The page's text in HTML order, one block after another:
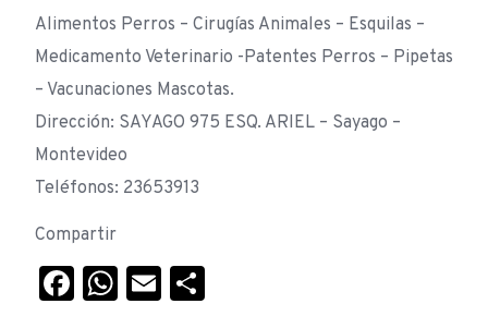
Alimentos Perros – Cirugías Animales – Esquilas –
Medicamento Veterinario -Patentes Perros – Pipetas
– Vacunaciones Mascotas.
Dirección: SAYAGO 975 ESQ. ARIEL – Sayago –
Montevideo
Teléfonos: 23653913
Compartir
Facebook
WhatsApp
Email